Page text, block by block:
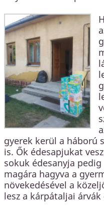
gyerek kerül a háború
is. Ők édesapjukat
sokuk édesanyja
magára hagyva a
növekedésével a
lesz a kárpátaljai árvák